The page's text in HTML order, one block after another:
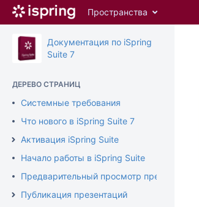
Перейти
содержимому
assistive.skiplink.to.breadcrumbs
assistive.skiplink.to.quick.search
Пространства
Документация по iSpring
Suite 7
ДЕРЕВО СТРАНИЦ
Системные требования
Что нового в iSpring Suite 7
Активация iSpring Suite
Начало работы в iSpring Suite
Предварительный просмотр презентации
Публикация презентаций